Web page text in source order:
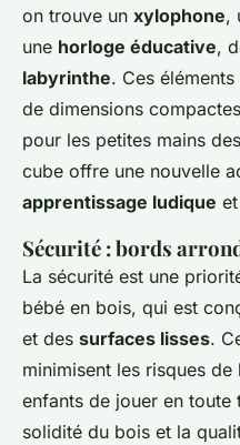
on trouve un xylophone,
une horloge éducative,
labyrinthe. Ces
de dimensions
pour les petites mains
cube offre une nouvelle
apprentissage ludique
Sécurité : bords
La sécurité est une
bébé en bois, qui est
et des surfaces lisses.
minimisent les risques
enfants de jouer en toute
solidité du bois et la